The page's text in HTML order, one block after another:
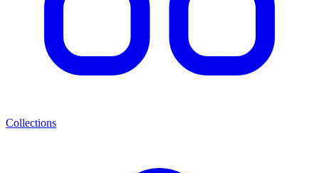
Collections